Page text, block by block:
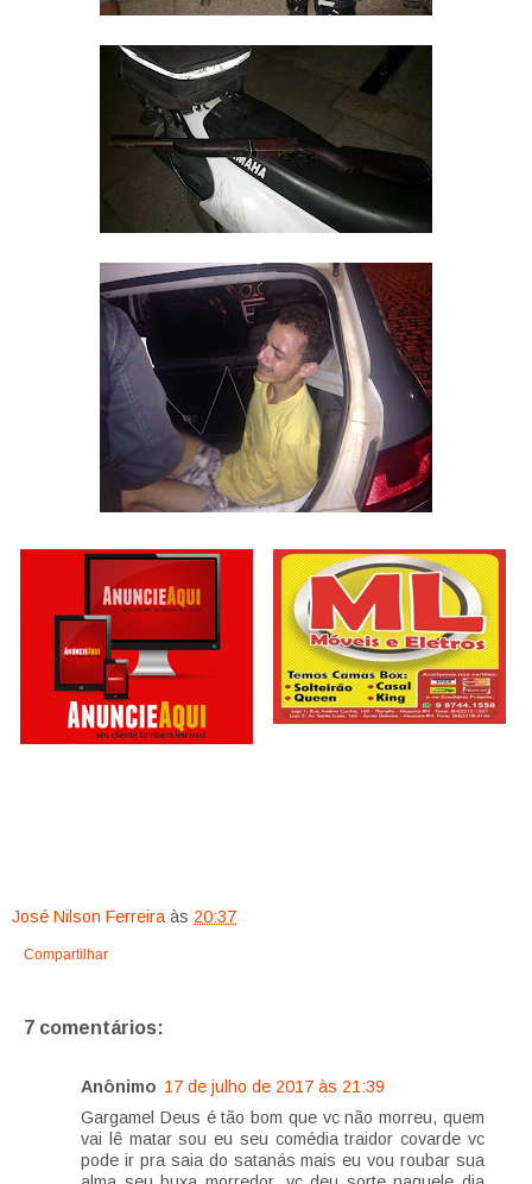
José Nilson Ferreiraàs 20:37
Compartilhar
7 comentários:
Anônimo 17 de julho de 2017 às 21:39
Gargamel Deus é tão bom que vc não morreu, quem
vai lê matar sou eu seu comédia traidor covarde vc
pode ir pra saia do satanás mais eu vou roubar sua